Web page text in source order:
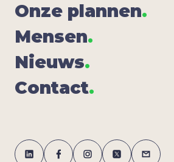
Onze plan­nen.
Men­sen.
Nieuws.
Con­tact.